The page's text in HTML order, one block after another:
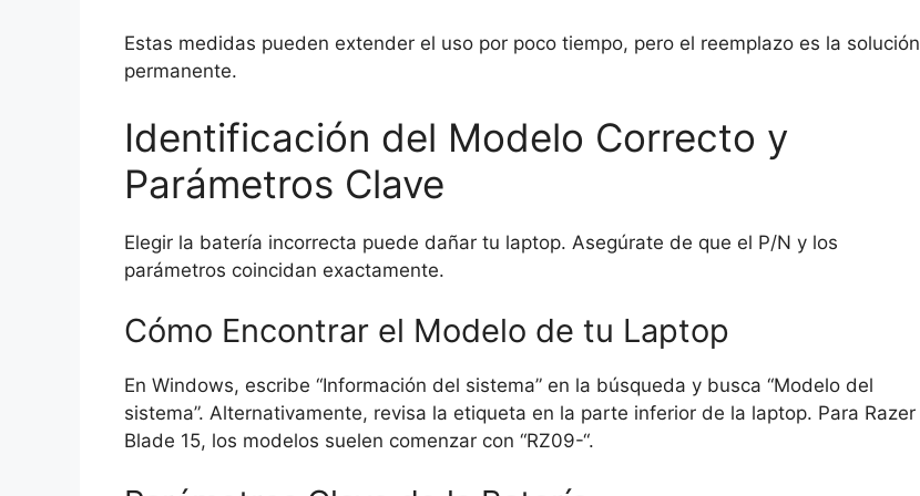
Estas medidas pueden extender el uso por poco tiempo, pero el reemplazo es la solución
permanente.
Identificación del Modelo Correcto y
Parámetros Clave
Elegir la batería incorrecta puede dañar tu laptop. Asegúrate de que el P/N y los
parámetros coincidan exactamente.
Cómo Encontrar el Modelo de tu Laptop
En Windows, escribe “Información del sistema” en la búsqueda y busca “Modelo del
sistema”. Alternativamente, revisa la etiqueta en la parte inferior de la laptop. Para Razer
Blade 15, los modelos suelen comenzar con “RZ09-“.